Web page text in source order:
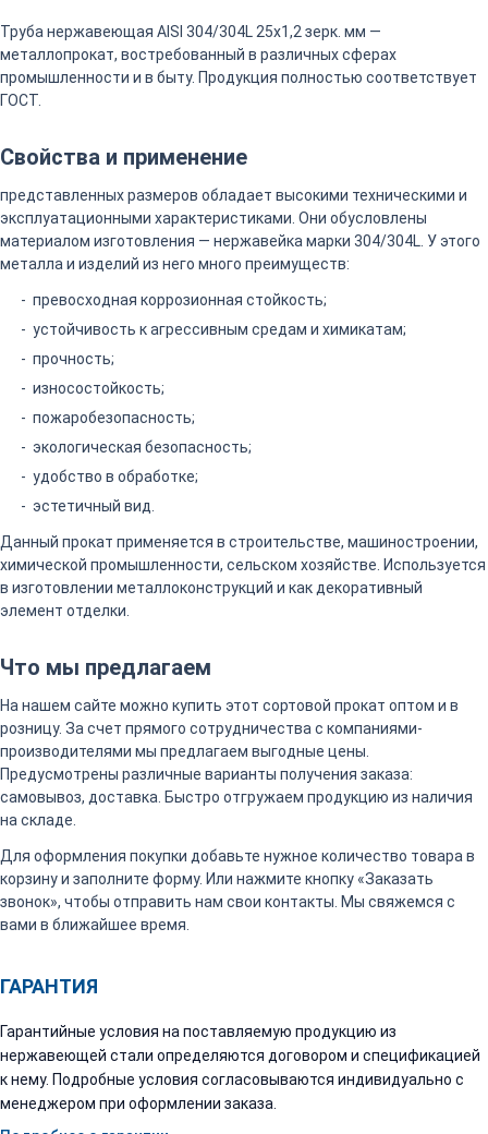
Труба нержавеющая AISI 304/304L 25х1,2 зерк. мм —
металлопрокат, востребованный в различных сферах
промышленности и в быту. Продукция полностью соответствует
ГОСТ.
Свойства и применение
представленных размеров обладает высокими техническими и
эксплуатационными характеристиками. Они обусловлены
материалом изготовления — нержавейка марки 304/304L. У этого
металла и изделий из него много преимуществ:
превосходная коррозионная стойкость;
устойчивость к агрессивным средам и химикатам;
прочность;
износостойкость;
пожаробезопасность;
экологическая безопасность;
удобство в обработке;
эстетичный вид.
Данный прокат применяется в строительстве, машиностроении,
химической промышленности, сельском хозяйстве. Используется
в изготовлении металлоконструкций и как декоративный
элемент отделки.
Что мы предлагаем
На нашем сайте можно купить этот сортовой прокат оптом и в
розницу. За счет прямого сотрудничества с компаниями-
производителями мы предлагаем выгодные цены.
Предусмотрены различные варианты получения заказа:
самовывоз, доставка. Быстро отгружаем продукцию из наличия
на складе.
Для оформления покупки добавьте нужное количество товара в
корзину и заполните форму. Или нажмите кнопку «Заказать
звонок», чтобы отправить нам свои контакты. Мы свяжемся с
вами в ближайшее время.
ГАРАНТИЯ
Гарантийные условия на поставляемую продукцию из
нержавеющей стали определяются договором и спецификацией
к нему. Подробные условия согласовываются индивидуально с
менеджером при оформлении заказа.